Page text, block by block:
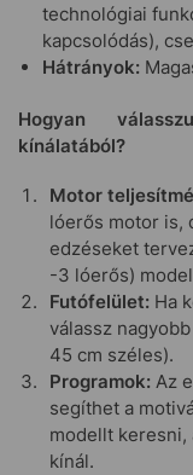
technológiai
kapcsolódás),
Hátrányok:
Hogyan
kínálatából?
Motor
lóerős motor is,
edzéseket
-3 lóerős)
Futófelület: Ha
válassz
45 cm széles).
Programok: Az
segíthet a
modellt
kínál.